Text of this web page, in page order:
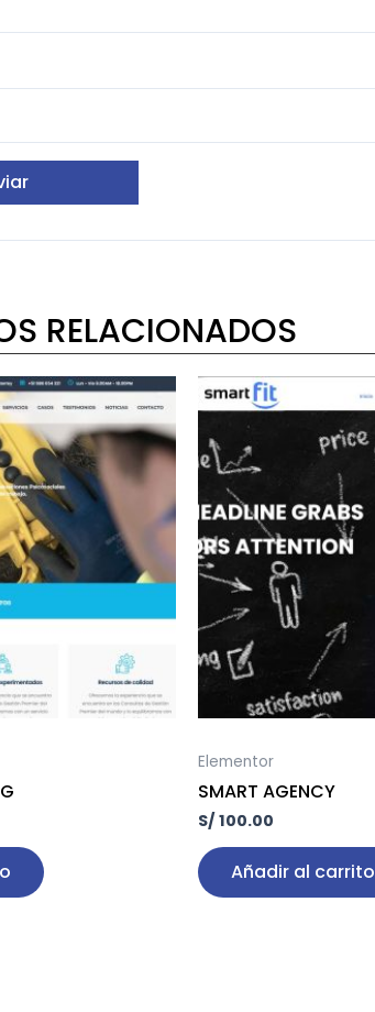
RELACIONADOS
Elementor
SMART AGENCY
S/100.00
Añadir al carrito